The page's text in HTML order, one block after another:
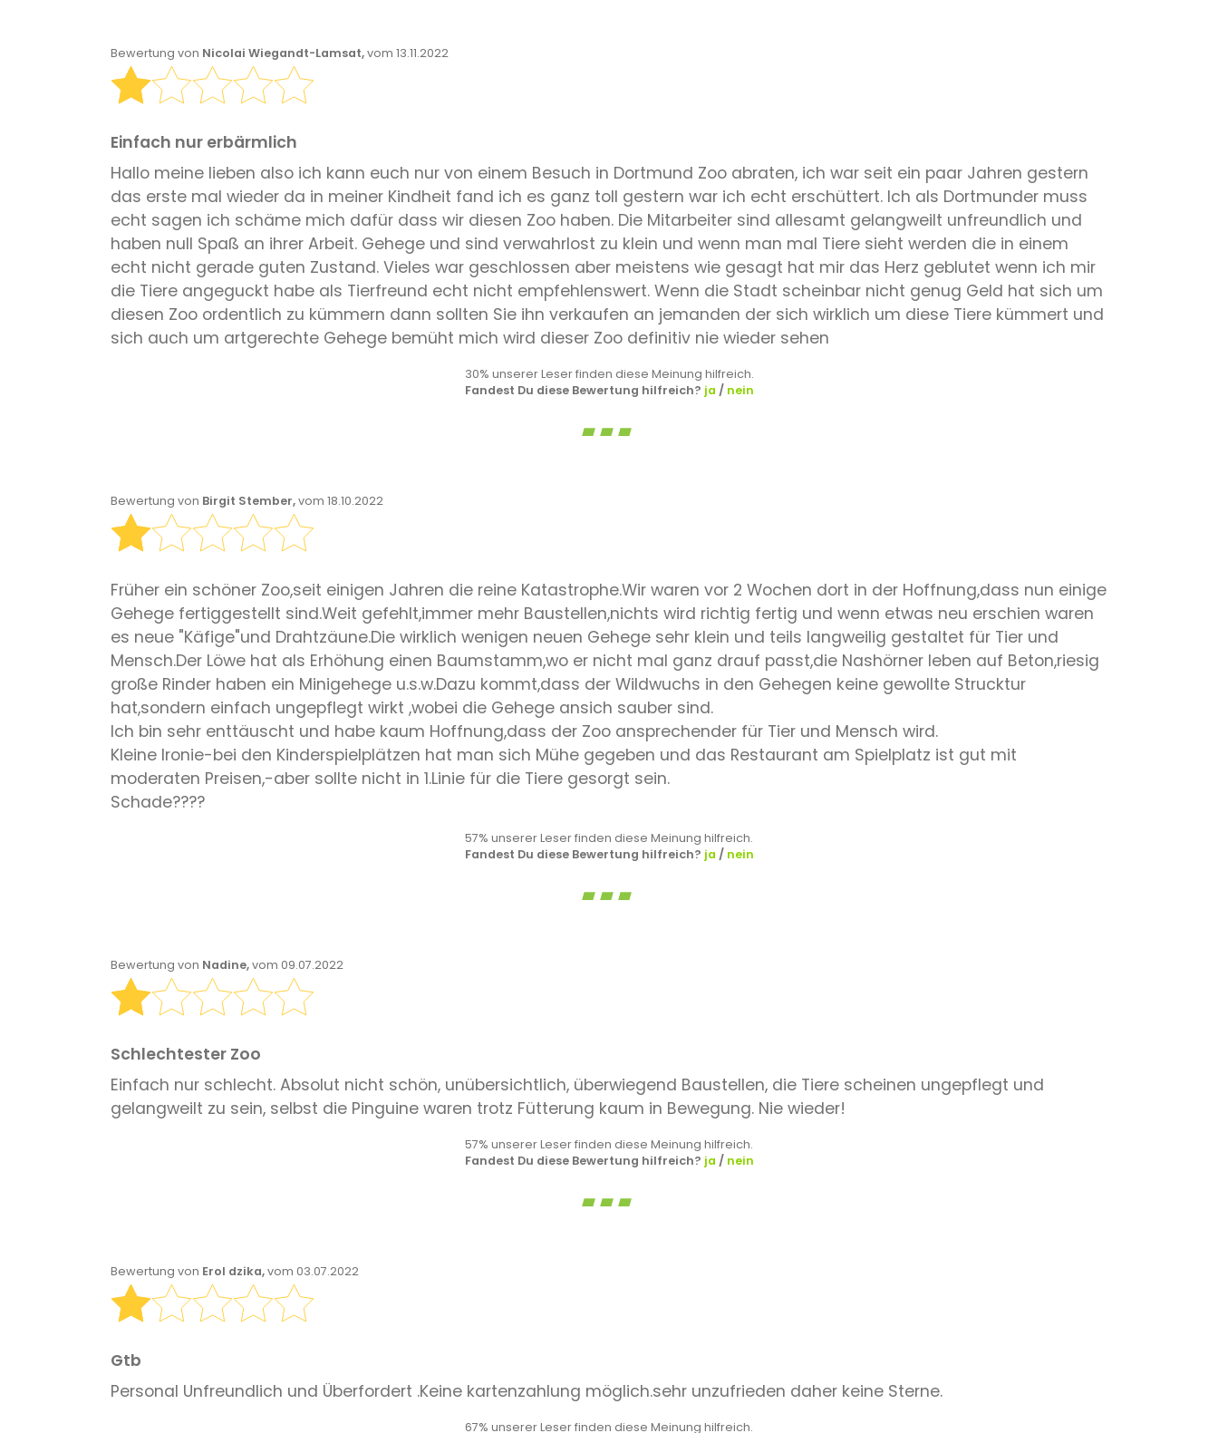
Bewertung von Nicolai Wiegandt-Lamsat,vom 13.11.2022
Einfach nur erbärmlich
Hallo meine lieben also ich kann euch nur von einem Besuch in Dortmund Zoo abraten, ich war seit ein paar Jahren gestern
das erste mal wieder da in meiner Kindheit fand ich es ganz toll gestern war ich echt erschüttert. Ich als Dortmunder muss
echt sagen ich schäme mich dafür dass wir diesen Zoo haben. Die Mitarbeiter sind allesamt gelangweilt unfreundlich und
haben null Spaß an ihrer Arbeit. Gehege und sind verwahrlost zu klein und wenn man mal Tiere sieht werden die in einem
echt nicht gerade guten Zustand. Vieles war geschlossen aber meistens wie gesagt hat mir das Herz geblutet wenn ich mir
die Tiere angeguckt habe als Tierfreund echt nicht empfehlenswert. Wenn die Stadt scheinbar nicht genug Geld hat sich um
diesen Zoo ordentlich zu kümmern dann sollten Sie ihn verkaufen an jemanden der sich wirklich um diese Tiere kümmert und
sich auch um artgerechte Gehege bemüht mich wird dieser Zoo definitiv nie wieder sehen
30% unserer Leser finden diese Meinung hilfreich.
Fandest Du diese Bewertung hilfreich? ja / nein
Bewertung von Birgit Stember,vom 18.10.2022
Früher ein schöner Zoo,seit einigen Jahren die reine Katastrophe.Wir waren vor 2 Wochen dort in der Hoffnung,dass nun einige
Gehege fertiggestellt sind.Weit gefehlt,immer mehr Baustellen,nichts wird richtig fertig und wenn etwas neu erschien waren
es neue "Käfige"und Drahtzäune.Die wirklich wenigen neuen Gehege sehr klein und teils langweilig gestaltet für Tier und
Mensch.Der Löwe hat als Erhöhung einen Baumstamm,wo er nicht mal ganz drauf passt,die Nashörner leben auf Beton,riesig
große Rinder haben ein Minigehege u.s.w.Dazu kommt,dass der Wildwuchs in den Gehegen keine gewollte Strucktur
hat,sondern einfach ungepflegt wirkt ,wobei die Gehege ansich sauber sind.
Ich bin sehr enttäuscht und habe kaum Hoffnung,dass der Zoo ansprechender für Tier und Mensch wird.
Kleine Ironie-bei den Kinderspielplätzen hat man sich Mühe gegeben und das Restaurant am Spielplatz ist gut mit
moderaten Preisen,-aber sollte nicht in 1.Linie für die Tiere gesorgt sein.
Schade????
57% unserer Leser finden diese Meinung hilfreich.
Fandest Du diese Bewertung hilfreich? ja / nein
Bewertung von Nadine,vom 09.07.2022
Schlechtester Zoo
Einfach nur schlecht. Absolut nicht schön, unübersichtlich, überwiegend Baustellen, die Tiere scheinen ungepflegt und
gelangweilt zu sein, selbst die Pinguine waren trotz Fütterung kaum in Bewegung. Nie wieder!
57% unserer Leser finden diese Meinung hilfreich.
Fandest Du diese Bewertung hilfreich? ja / nein
Bewertung von Erol dzika,vom 03.07.2022
Gtb
Personal Unfreundlich und Überfordert .Keine kartenzahlung möglich.sehr unzufrieden daher keine Sterne.
67% unserer Leser finden diese Meinung hilfreich.